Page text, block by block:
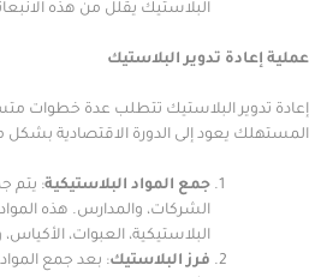
البلاستيك يقلل من هذه الانبعاثات
تدوير البلاستيك
البلاستيك تتطلب عدة خطوات متسلسلة
يعود إلى الدورة الاقتصادية بشكل مفيد.
جمع المواد البلاستيكية: يتم جمع المواد
الشركات، والمدارس. هذه المواد قد تتنوع
البلاستيكية، العبوات، الأكياس، وأغطية
فرز البلاستيك: بعد جمع المواد